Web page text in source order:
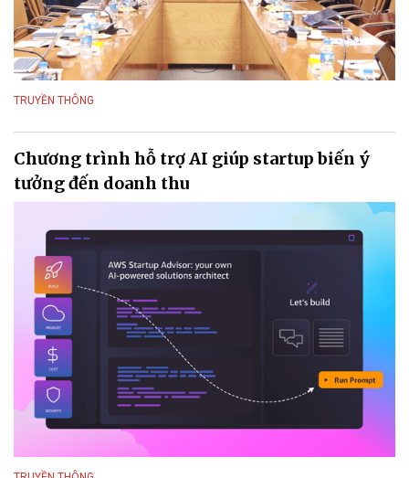
TRUYỀN THÔNG
Chương trình hỗ trợ AI giúp startup biến ý
tưởng đến doanh thu